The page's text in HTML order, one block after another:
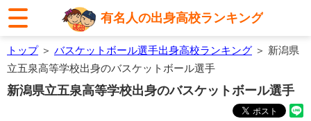
有名人の出身高校ランキング
トップ＞ バスケットボール選手出身高校ランキング ＞ 新潟県
立五泉高等学校出身のバスケットボール選手
新潟県立五泉高等学校出身のバスケットボール選手